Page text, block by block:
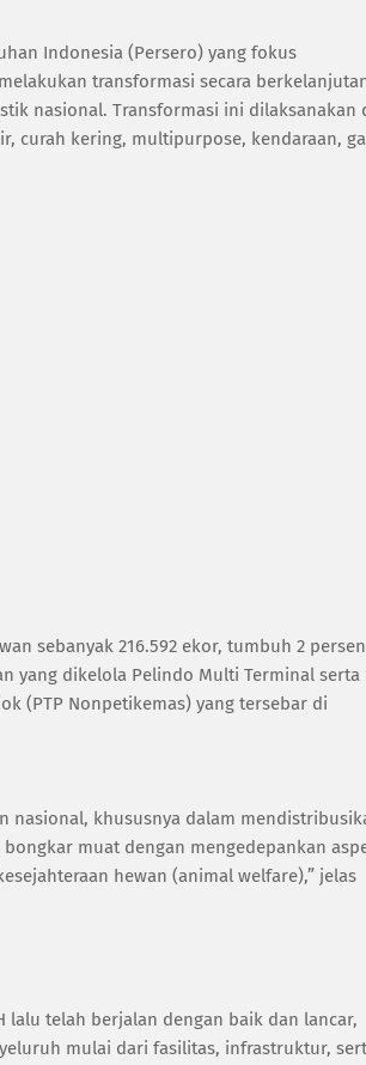
Indonesia (Persero) yang fokus
transformasi secara
nasional. Transformasi ini dilaksanakan
curah kering, multipurpose, kendaraan,
sebanyak 216.592 ekor, tumbuh 2 persen
yang dikelola Pelindo Multi Terminal serta
(PTP Nonpetikemas) yang tersebar di
nasional, khususnya dalam
muat dengan mengedepankan
hewan (animal welfare),” jelas
lalu telah berjalan dengan baik dan lancar,
mulai dari fasilitas, infrastruktur,